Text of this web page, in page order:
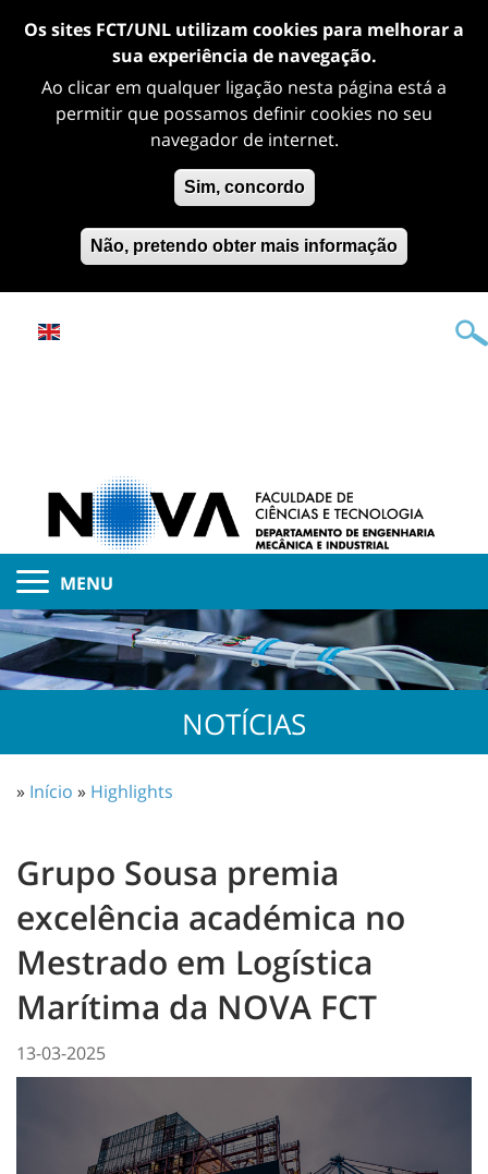
Os sites FCT/UNL utilizam cookies para melhorar a
sua experiência de navegação.
Ao clicar em qualquer ligação nesta página está a
permitir que possamos definir cookies no seu
navegador de internet.
Sim, concordo
Não, pretendo obter mais informação
MENU
NOTÍCIAS
» Início » Highlights
Grupo Sousa premia
excelência académica no
Mestrado em Logística
Marítima da NOVA FCT
13-03-2025